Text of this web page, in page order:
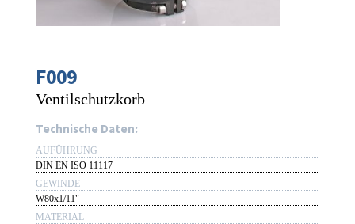
F009
Ventilschutzkorb
Technische Daten:
AUFÜHRUNG
DIN EN ISO 11117
GEWINDE
W80x1/11"
MATERIAL